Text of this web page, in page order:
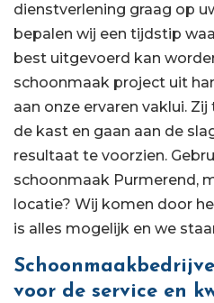
dienstverlening graag op
bepalen wij een tijdstip
best uitgevoerd kan
schoonmaak project uit
aan onze ervaren vaklui.
de kast en gaan aan de
resultaat te voorzien.
schoonmaak Purmerend,
locatie? Wij komen door
is alles mogelijk en we
voor de service en